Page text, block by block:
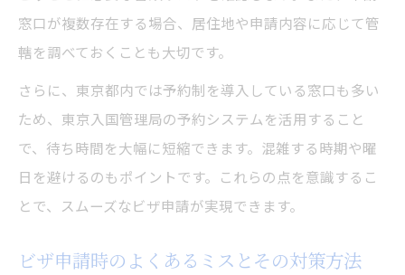
介
新制度対応のビザ申請書類準備方法
最新のビザ申請フローを東京都で実践
予約システムを使ったビザ申請のポイント
東京のビザ申請予約システム利用ガイド
ビザ申請予約システムの登録から利用手順
窓口が複数存在する場合、居住地や申請内容に応じて管
轄を調べておくことも大切です。
さらに、東京都内では予約制を導入している窓口も多い
ため、東京入国管理局の予約システムを活用すること
で、待ち時間を大幅に短縮できます。混雑する時期や曜
日を避けるのもポイントです。これらの点を意識するこ
とで、スムーズなビザ申請が実現できます。
ビザ申請時のよくあるミスとその対策方法